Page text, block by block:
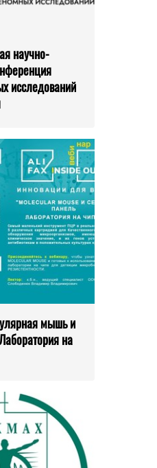
научно-
исследований
мышь и
на